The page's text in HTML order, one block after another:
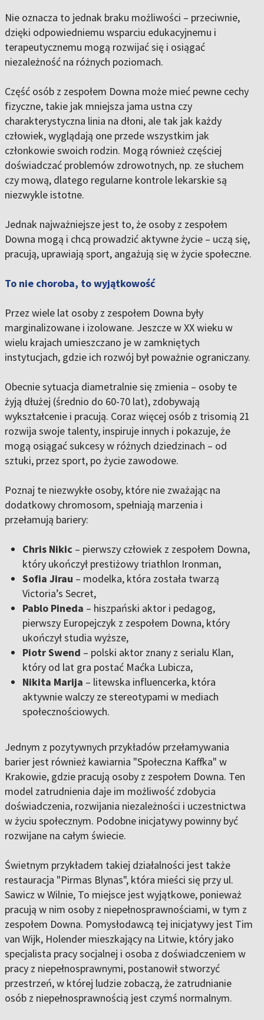
Nie oznacza to jednak braku możliwości – przeciwnie,
dzięki odpowiedniemu wsparciu edukacyjnemu i
terapeutycznemu mogą rozwijać się i osiągać
niezależność na różnych poziomach.
Część osób z zespołem Downa może mieć pewne cechy
fizyczne, takie jak mniejsza jama ustna czy
charakterystyczna linia na dłoni, ale tak jak każdy
człowiek, wyglądają one przede wszystkim jak
członkowie swoich rodzin. Mogą również częściej
doświadczać problemów zdrowotnych, np. ze słuchem
czy mową, dlatego regularne kontrole lekarskie są
niezwykle istotne.
Jednak najważniejsze jest to, że osoby z zespołem
Downa mogą i chcą prowadzić aktywne życie – uczą się,
pracują, uprawiają sport, angażują się w życie społeczne.
To nie choroba, to wyjątkowość
Przez wiele lat osoby z zespołem Downa były
marginalizowane i izolowane. Jeszcze w XX wieku w
wielu krajach umieszczano je w zamkniętych
instytucjach, gdzie ich rozwój był poważnie ograniczany.
Obecnie sytuacja diametralnie się zmienia – osoby te
żyją dłużej (średnio do 60-70 lat), zdobywają
wykształcenie i pracują. Coraz więcej osób z trisomią 21
rozwija swoje talenty, inspiruje innych i pokazuje, że
mogą osiągać sukcesy w różnych dziedzinach – od
sztuki, przez sport, po życie zawodowe.
Poznaj te niezwykłe osoby, które nie zważając na
dodatkowy chromosom, spełniają marzenia i
przełamują bariery:
Chris Nikic – pierwszy człowiek z zespołem Downa,
który ukończył prestiżowy triathlon Ironman,
Sofia Jirau – modelka, która została twarzą
Victoria’s Secret,
Pablo Pineda – hiszpański aktor i pedagog,
pierwszy Europejczyk z zespołem Downa, który
ukończył studia wyższe,
Piotr Swend – polski aktor znany z serialu Klan,
który od lat gra postać Maćka Lubicza,
Nikita Marija – litewska influencerka, która
aktywnie walczy ze stereotypami w mediach
społecznościowych.
Jednym z pozytywnych przykładów przełamywania
barier jest również kawiarnia "Społeczna Kaffka" w
Krakowie, gdzie pracują osoby z zespołem Downa. Ten
model zatrudnienia daje im możliwość zdobycia
doświadczenia, rozwijania niezależności i uczestnictwa
w życiu społecznym. Podobne inicjatywy powinny być
rozwijane na całym świecie.
Świetnym przykładem takiej działalności jest także
restauracja "Pirmas Blynas", która mieści się przy ul.
Sawicz w Wilnie, To miejsce jest wyjątkowe, ponieważ
pracują w nim osoby z niepełnosprawnościami, w tym z
zespołem Downa. Pomysłodawcą tej inicjatywy jest Tim
van Wijk, Holender mieszkający na Litwie, który jako
specjalista pracy socjalnej i osoba z doświadczeniem w
pracy z niepełnosprawnymi, postanowił stworzyć
przestrzeń, w której ludzie zobaczą, że zatrudnianie
osób z niepełnosprawnością jest czymś normalnym.